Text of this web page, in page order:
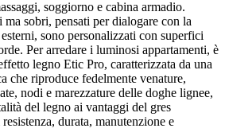
soggiorno e cabina armadio.
sobri, pensati per dialogare con la
sono personalizzati con superfici
Per arredare i luminosi appartamenti, è
legno Etic Pro, caratterizzata da una
che riproduce fedelmente venature,
nodi e marezzature delle doghe lignee,
del legno ai vantaggi del gres
durata, manutenzione e